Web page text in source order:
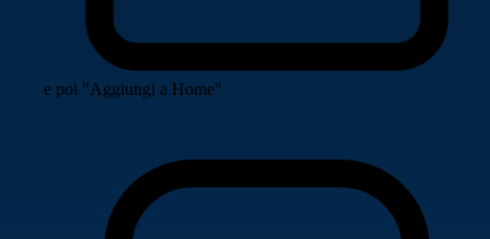
e poi "Aggiungi a Home"